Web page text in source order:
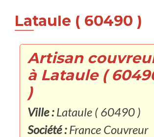
Lataule ( 60490 )
Artisan
à Lataule (
)
Ville :Lataule ( 60490 )
Société :France Couvreur